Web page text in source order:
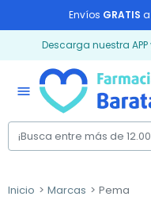
Envíos GRATIS
Descarga nuestra
menu
Inicio Marcas Pema